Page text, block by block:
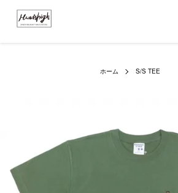
ホーム S/S TEE